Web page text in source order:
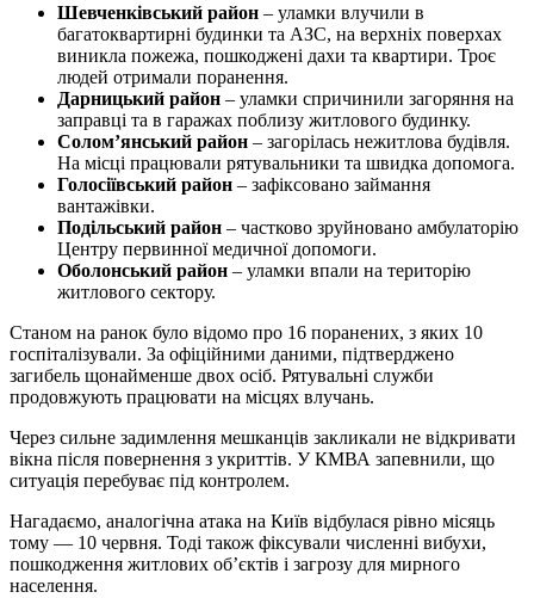
Шевченківський район – уламки влучили в
багатоквартирні будинки та АЗС, на верхніх поверхах
виникла пожежа, пошкоджені дахи та квартири. Троє
людей отримали поранення.
Дарницький район – уламки спричинили загоряння на
заправці та в гаражах поблизу житлового будинку.
Солом’янський район – загорілась нежитлова будівля.
На місці працювали рятувальники та швидка допомога.
Голосіївський район – зафіксовано займання
вантажівки.
Подільський район – частково зруйновано амбулаторію
Центру первинної медичної допомоги.
Оболонський район – уламки впали на територію
житлового сектору.
Станом на ранок було відомо про 16 поранених, з яких 10
госпіталізували. За офіційними даними, підтверджено
загибель щонайменше двох осіб. Рятувальні служби
продовжують працювати на місцях влучань.
Через сильне задимлення мешканців закликали не відкривати
вікна після повернення з укриттів. У КМВА запевнили, що
ситуація перебуває під контролем.
Нагадаємо, аналогічна атака на Київ відбулася рівно місяць
тому — 10 червня. Тоді також фіксували численні вибухи,
пошкодження житлових об’єктів і загрозу для мирного
населення.